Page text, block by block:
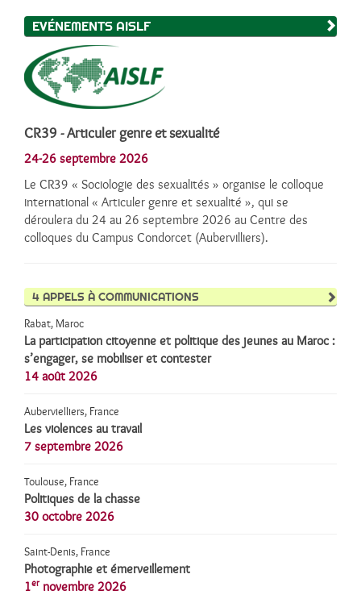
EVÉNEMENTS AISLF
CR39 - Articuler genre et sexualité
24-26 septembre 2026
Le CR39 « Sociologie des sexualités » organise le colloque
international « Articuler genre et sexualité », qui se
déroulera du 24 au 26 septembre 2026 au Centre des
colloques du Campus Condorcet (Aubervilliers).
4 APPELS À COMMUNICATIONS
Rabat, Maroc
La participation citoyenne et politique des jeunes au Maroc :
s’engager, se mobiliser et contester
14 août 2026
Aubervielliers, France
Les violences au travail
7 septembre 2026
Toulouse, France
Politiques de la chasse
30 octobre 2026
Saint-Denis, France
Photographie et émerveillement
1er novembre 2026